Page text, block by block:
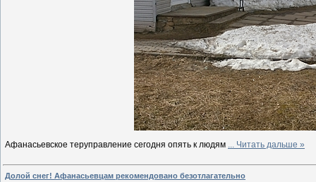
Афанасьевское теруправление сегодня опять к людям Читать дальше »
Долой снег! Афанасьевцам рекомендовано безотлагательно